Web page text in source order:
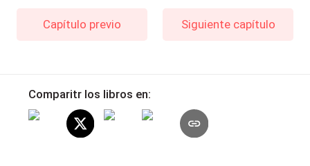
Capítulo previo Siguiente capítulo
Comparitr los libros en: